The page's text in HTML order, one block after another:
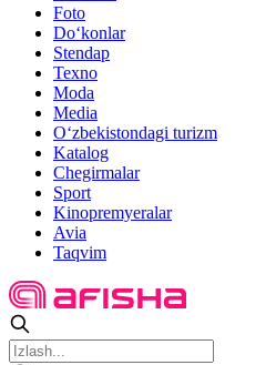
Foto
Do‘konlar
Stendap
Texno
Moda
Media
O‘zbekistondagi turizm
Katalog
Chegirmalar
Sport
Kinopremyeralar
Avia
Taqvim